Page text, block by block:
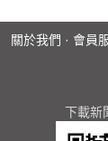
關於我們 · 會員
下載新